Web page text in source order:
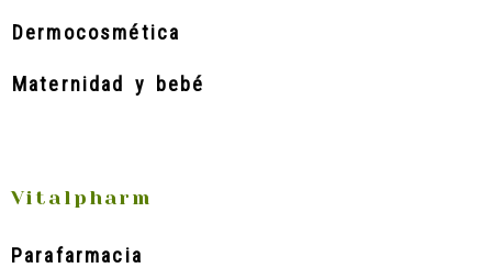
Dermocosmética
Maternidad y bebé
Vitalpharm
Parafarmacia